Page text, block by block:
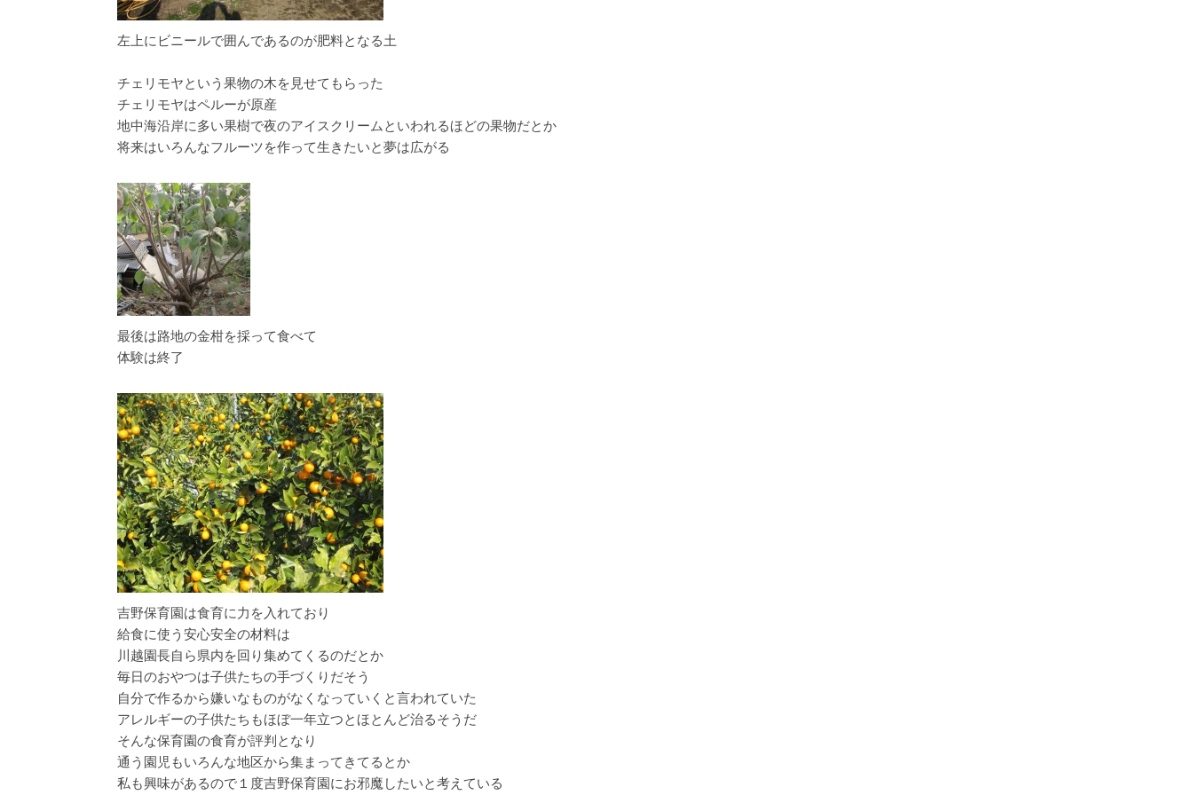
左上にビニールで囲んであるのが肥料となる土
チェリモヤという果物の木を見せてもらった
チェリモヤはペルーが原産
地中海沿岸に多い果樹で夜のアイスクリームといわれるほどの果物だとか
将来はいろんなフルーツを作って生きたいと夢は広がる
最後は路地の金柑を採って食べて
体験は終了
吉野保育園は食育に力を入れており
給食に使う安心安全の材料は
川越園長自ら県内を回り集めてくるのだとか
毎日のおやつは子供たちの手づくりだそう
自分で作るから嫌いなものがなくなっていくと言われていた
アレルギーの子供たちもほぼ一年立つとほとんど治るそうだ
そんな保育園の食育が評判となり
通う園児もいろんな地区から集まってきてるとか
私も興味があるので１度吉野保育園にお邪魔したいと考えている